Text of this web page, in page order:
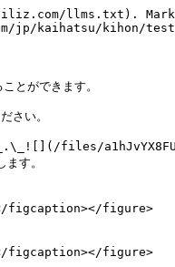
llms.txt).
jp/kaihatsu/kihon/
ができます。
さい。
d\_.\_![](/files/
す。